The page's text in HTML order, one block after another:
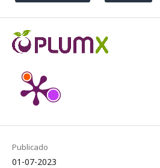
Publicado
01-07-2023